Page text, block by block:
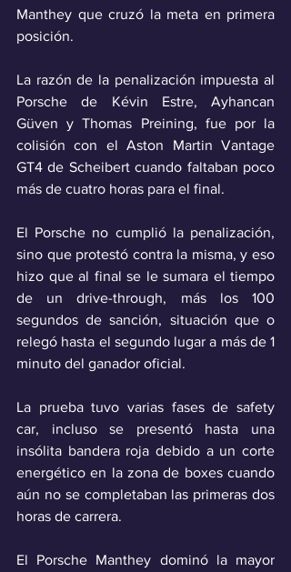
Manthey que cruzó la meta en primera
posición.
La razón de la penalización impuesta al
Porsche de Kévin Estre, Ayhancan
Güven y Thomas Preining, fue por la
colisión con el Aston Martin Vantage
GT4 de Scheibert cuando faltaban poco
más de cuatro horas para el final.
El Porsche no cumplió la penalización,
sino que protestó contra la misma, y eso
hizo que al final se le sumara el tiempo
de un drive-through, más los 100
segundos de sanción, situación que o
relegó hasta el segundo lugar a más de 1
minuto del ganador oficial.
La prueba tuvo varias fases de safety
car, incluso se presentó hasta una
insólita bandera roja debido a un corte
energético en la zona de boxes cuando
aún no se completaban las primeras dos
horas de carrera.
El Porsche Manthey dominó la mayor